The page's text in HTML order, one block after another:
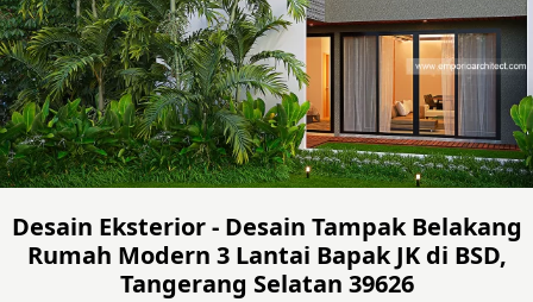
Desain Eksterior - Desain Tampak Belakang
Rumah Modern 3 Lantai Bapak JK di BSD,
Tangerang Selatan 39626